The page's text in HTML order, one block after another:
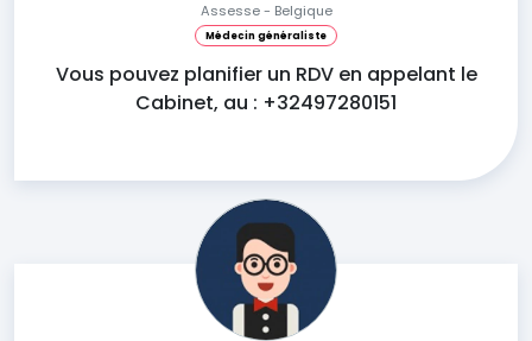
Assesse - Belgique
Médecin généraliste
Vous pouvez planifier un RDV en appelant le
Cabinet, au : +32497280151